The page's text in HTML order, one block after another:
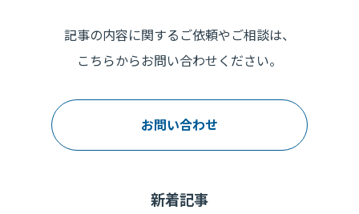
新着記事
記事の内容に関するご依頼やご相談は、
こちらからお問い合わせください。
お問い合わせ